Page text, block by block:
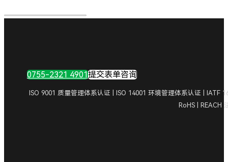
0755-2321 4901提交表单咨询
ISO 9001 质量管理体系认证 | ISO 14001 环境管理体系认证 | IATF
RoHS | REACH